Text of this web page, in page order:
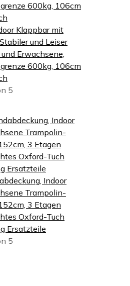
Klappbar mit
und Leiser
Erwachsene,
600kg, 106cm
5
Indoor
Trampolin-
3 Etagen
Oxford-Tuch
Ersatzteile
5